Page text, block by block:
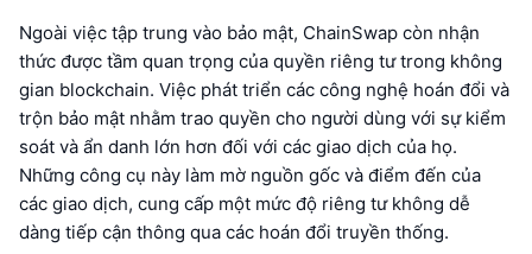
Ngoài việc tập trung vào bảo mật, ChainSwap còn nhận
thức được tầm quan trọng của quyền riêng tư trong không
gian blockchain. Việc phát triển các công nghệ hoán đổi và
trộn bảo mật nhằm trao quyền cho người dùng với sự kiểm
soát và ẩn danh lớn hơn đối với các giao dịch của họ.
Những công cụ này làm mờ nguồn gốc và điểm đến của
các giao dịch, cung cấp một mức độ riêng tư không dễ
dàng tiếp cận thông qua các hoán đổi truyền thống.